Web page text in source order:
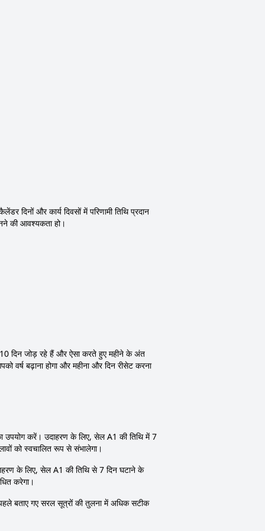
और कार्य दिवसों में परिणामी तिथि प्रदान
की आवश्यकता हो।
दिन जोड़ रहे हैं और ऐसा करते हुए महीने के अंत
बढ़ाना होगा और महीना और दिन रीसेट करना
उपयोग करें। उदाहरण के लिए, सेल A1 की तिथि में 7
को स्वचालित रूप से संभालेगा।
के लिए, सेल A1 की तिथि से 7 दिन घटाने के
करेगा।
बताए गए सरल सूत्रों की तुलना में अधिक सटीक